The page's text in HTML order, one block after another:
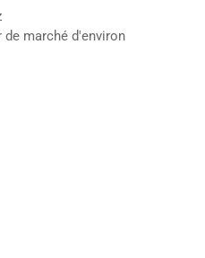
marché d'environ